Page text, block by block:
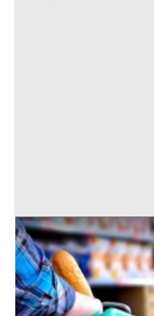
Negozio all'asta a
Monselice (Padova)
Offerta minima
500.000 €